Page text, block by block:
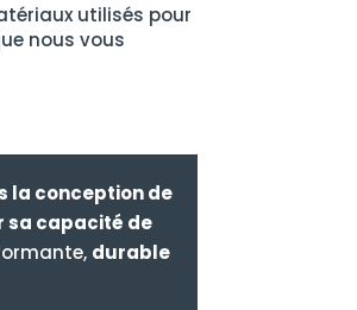
utilisés pour
nous vous
la conception de
sa capacité de
durable